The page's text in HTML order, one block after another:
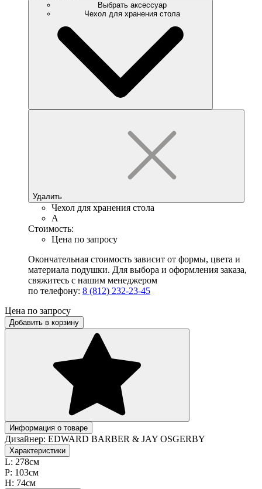
Выбрать аксессуар
Чехол для хранения стола
Удалить
Чехол для хранения стола
A
Стоимость:
Цена по запросу
Окончательная стоимость зависит от формы, цвета и
материала подушки. Для выбора и оформления заказа,
свяжитесь с нашим менеджером
по телефону: 8 (812) 232-23-45
Цена по запросу
Добавить в корзину
Информация о товаре
Дизайнер: EDWARD BARBER & JAY OSGERBY
Характеристики
L: 278см
P: 103см
H: 74см